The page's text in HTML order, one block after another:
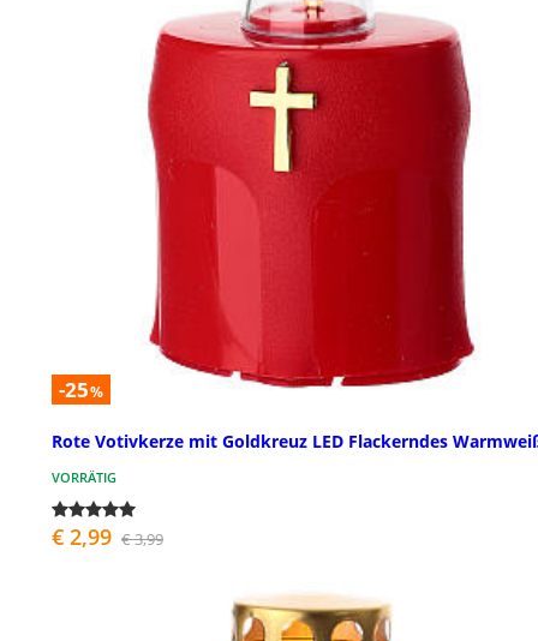
-25%
Rote Votivkerze mit Goldkreuz LED Flackerndes
VORRÄTIG
€ 2,99 € 3,99